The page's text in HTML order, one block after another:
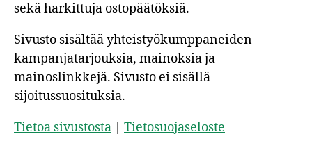
sekä harkittuja ostopäätöksiä.
Sivusto sisältää yhteistyökumppaneiden
kampanjatarjouksia, mainoksia ja
mainoslinkkejä. Sivusto ei sisällä
sijoitussuosituksia.
Tietoa sivustosta
Tietosuojaseloste